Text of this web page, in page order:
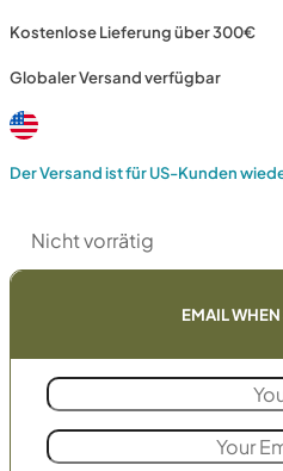
Kostenlose Lieferung über 300€
Globaler Versand verfügbar
Der Versand ist für US-Kunden
Nicht vorrätig
EMAIL